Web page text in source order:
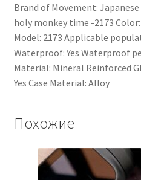
Brand of Movement:
holy monkey time -2173
Model: 2173 Applicable
Waterproof: Yes Waterproof
Material: Mineral Reinforced
Yes Case Material: Alloy
Похожие